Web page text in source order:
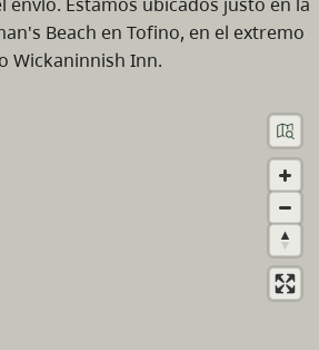
Beach en Tofino, en el extremo
Wickaninnish Inn.